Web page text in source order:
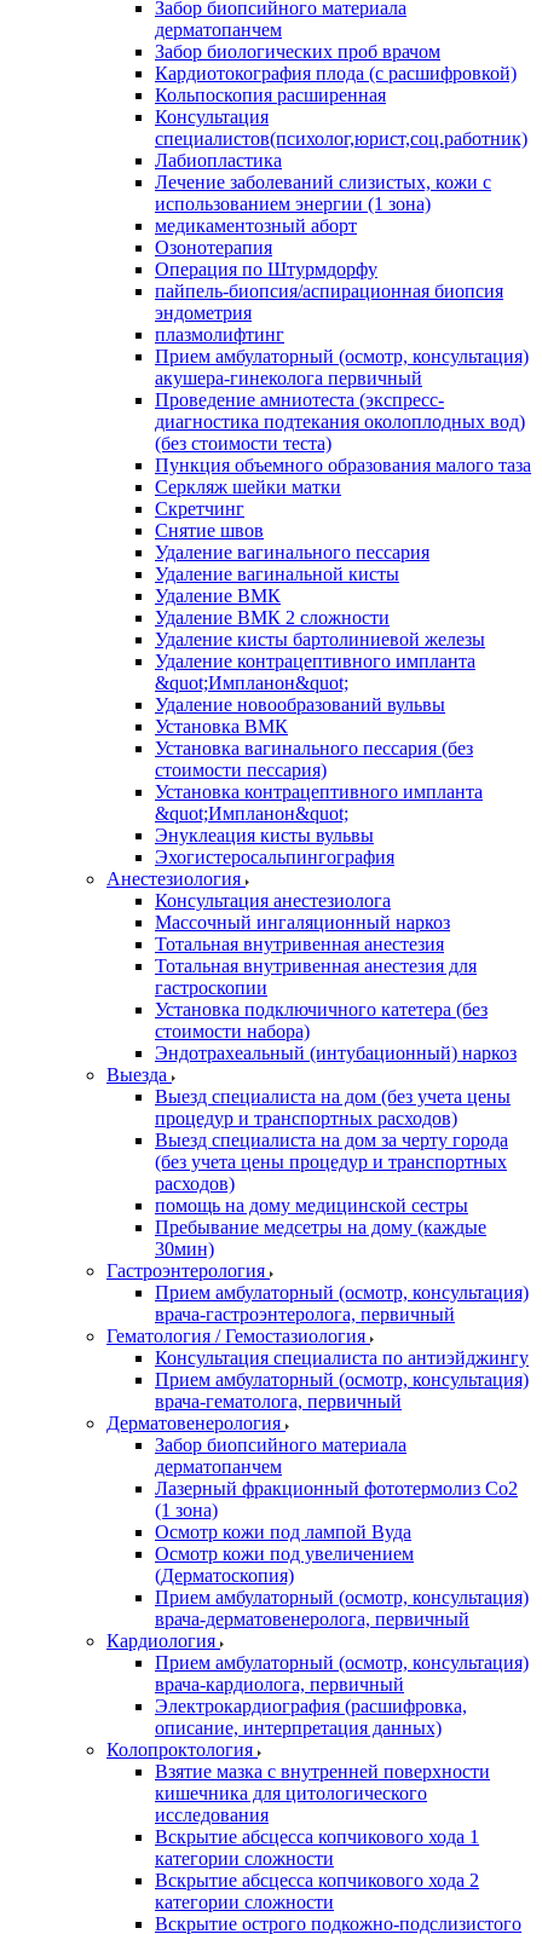
Забор биопсийного материала
дерматопанчем
Забор биологических проб врачом
Кардиотокография плода (с расшифровкой)
Кольпоскопия расширенная
Консультация
специалистов(психолог,юрист,соц.работник)
Лабиопластика
Лечение заболеваний слизистых, кожи с
использованием энергии (1 зона)
медикаментозный аборт
Озонотерапия
Операция по Штурмдорфу
пайпель-биопсия/аспирационная биопсия
эндометрия
плазмолифтинг
Прием амбулаторный (осмотр, консультация)
акушера-гинеколога первичный
Проведение амниотеста (экспресс-
диагностика подтекания околоплодных вод)
(без стоимости теста)
Пункция объемного образования малого таза
Серкляж шейки матки
Скретчинг
Снятие швов
Удаление вагинального пессария
Удаление вагинальной кисты
Удаление ВМК
Удаление ВМК 2 сложности
Удаление кисты бартолиниевой железы
Удаление контрацептивного импланта
&quot;Импланон&quot;
Удаление новообразований вульвы
Установка ВМК
Установка вагинального пессария (без
стоимости пессария)
Установка контрацептивного импланта
&quot;Импланон&quot;
Энуклеация кисты вульвы
Эхогистеросальпингография
Анестезиология
Консультация анестезиолога
Массочный ингаляционный наркоз
Тотальная внутривенная анестезия
Тотальная внутривенная анестезия для
гастроскопии
Установка подключичного катетера (без
стоимости набора)
Эндотрахеальный (интубационный) наркоз
Выезда
Выезд специалиста на дом (без учета цены
процедур и транспортных расходов)
Выезд специалиста на дом за черту города
(без учета цены процедур и транспортных
расходов)
помощь на дому медицинской сестры
Пребывание медсетры на дому (каждые
30мин)
Гастроэнтерология
Прием амбулаторный (осмотр, консультация)
врача-гастроэнтеролога, первичный
Гематология / Гемостазиология
Консультация специалиста по антиэйджингу
Прием амбулаторный (осмотр, консультация)
врача-гематолога, первичный
Дерматовенерология
Забор биопсийного материала
дерматопанчем
Лазерный фракционный фототермолиз Со2
(1 зона)
Осмотр кожи под лампой Вуда
Осмотр кожи под увеличением
(Дерматоскопия)
Прием амбулаторный (осмотр, консультация)
врача-дерматовенеролога, первичный
Кардиология
Прием амбулаторный (осмотр, консультация)
врача-кардиолога, первичный
Электрокардиография (расшифровка,
описание, интерпретация данных)
Колопроктология
Взятие мазка с внутренней поверхности
кишечника для цитологического
исследования
Вскрытие абсцесса копчикового хода 1
категории сложности
Вскрытие абсцесса копчикового хода 2
категории сложности
Вскрытие острого подкожно-подслизистого